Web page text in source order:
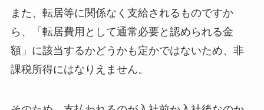
また、転居等に関係なく支給されるものですか
ら、「転居費用として通常必要と認められる金
額」に該当するかどうかも定かではないため、非
課税所得にはなりえません。